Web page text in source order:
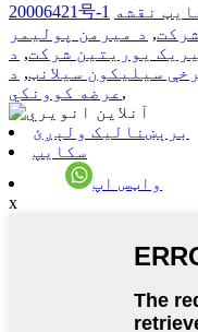
20006421号-1 نقشه
, د میرمن پولیمر
یوریتین شرکت, د Pu سیلانټ
سیلیکون سیلانټ, د Pu سیلانټ
عرضه کوونکي ,
برېښنالیک ولېږئ
سکایپ
واټس اپ
x